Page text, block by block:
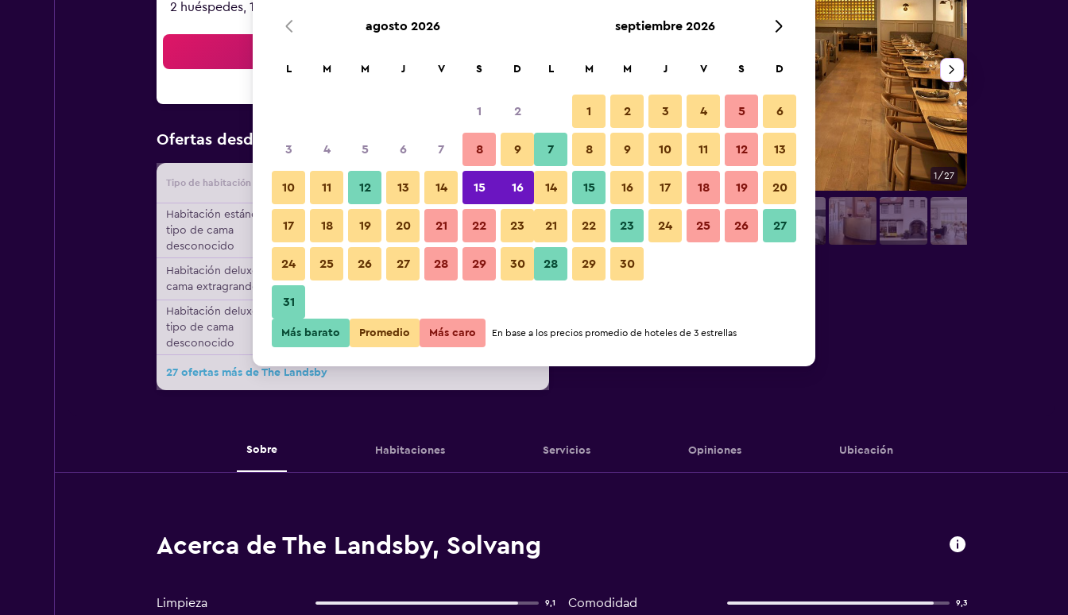
2 huéspedes, 1 habitación
Ofertas desde Oferta más barata de precio por noche
Tipo de habitación Proveedor Total noche
Habitación estándar,
tipo de cama
desconocido
$197 Ver oferta
Habitación deluxe, 1
cama extragrande
$197 Ver oferta
Habitación deluxe,
tipo de cama
desconocido
$198 Ver oferta
27 ofertas más de The Landsby
Restaurante 1/27
Fotos
Sobre Habitaciones Servicios Opiniones Ubicación
Acerca de The Landsby, Solvang
Limpieza 9,1 Comodidad 9,3
agosto 2026
L M M J V S D
1 2
3 4 5 6 7 8 9
10 11 12 13 14 15 16
17 18 19 20 21 22 23
24 25 26 27 28 29 30
31
septiembre 2026
L M M J V S D
1 2 3 4 5 6
7 8 9 10 11 12 13
14 15 16 17 18 19 20
21 22 23 24 25 26 27
28 29 30
Más barato Promedio Más caro En base a los precios promedio de hoteles de 3 estrellas